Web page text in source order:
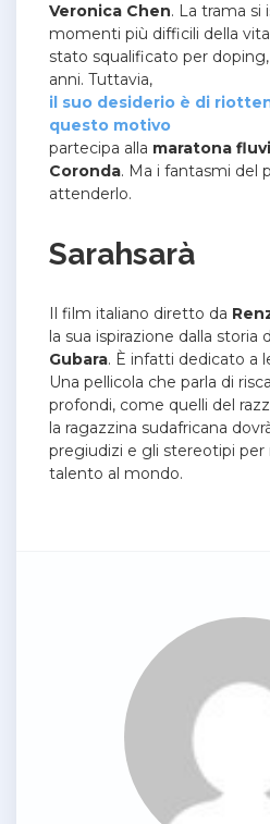
Veronica Chen. La trama si
momenti più difficili della
stato squalificato per
anni. Tuttavia,
il suo desiderio è di
questo motivo
partecipa alla maratona
Coronda. Ma i fantasmi del
attenderlo.
Sarahsarà
Il film italiano diretto da
la sua ispirazione dalla storia
Gubara. È infatti dedicato a
Una pellicola che parla di
profondi, come quelli del
la ragazzina sudafricana
pregiudizi e gli stereotipi per
talento al mondo.